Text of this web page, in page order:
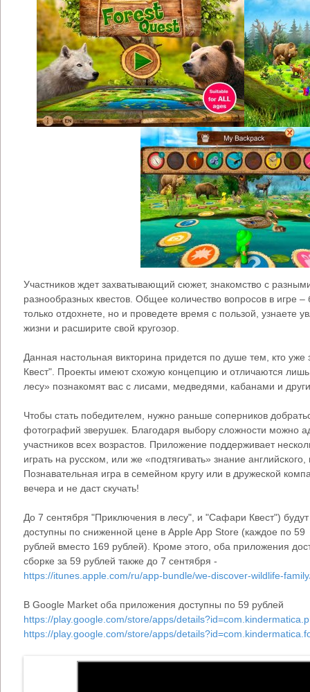
Участников ждет захватывающий сюжет, знакомство с
разнообразных квестов. Общее количество вопросов в игре
только отдохнете, но и проведете время с пользой, узнаете
жизни и расширите свой кругозор.
Данная настольная викторина придется по душе тем, кто
Квест". Проекты имеют схожую концепцию и отличаются
лесу» познакомят вас с лисами, медведями, кабанами и
Чтобы стать победителем, нужно раньше соперников
фотографий зверушек. Благодаря выбору сложности можно
участников всех возрастов. Приложение поддерживает
играть на русском, или же «подтягивать» знание
Познавательная игра в семейном кругу или в дружеской
вечера и не даст скучать!
До 7 сентября "Приключения в лесу", и "Сафари Квест") будут
доступны по сниженной цене в Apple App Store (каждое по 59
рублей вместо 169 рублей). Кроме этого, оба приложения
сборке за 59 рублей также до 7 сентября -
https://itunes.apple.com/ru/app-bundle/we-discover-wildlife-
В Google Market оба приложения доступны по 59 рублей
https://play.google.com/store/apps/
https://play.google.com/store/apps/